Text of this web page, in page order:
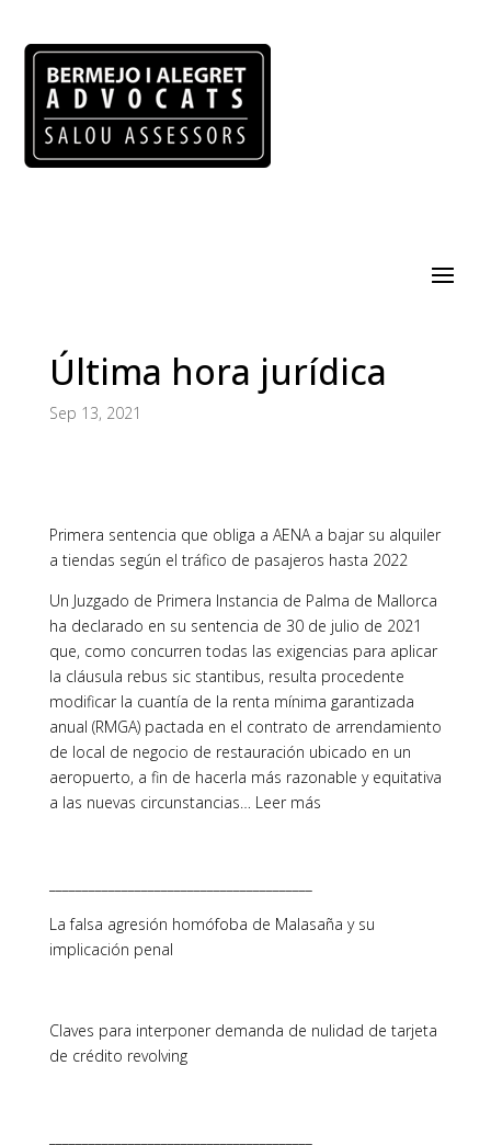
Última hora jurídica
Sep 13, 2021
Primera sentencia que obliga a AENA a bajar su alquiler
a tiendas según el tráfico de pasajeros hasta 2022
Un Juzgado de Primera Instancia de Palma de Mallorca
ha declarado en su sentencia de 30 de julio de 2021
que, como concurren todas las exigencias para aplicar
la cláusula rebus sic stantibus, resulta procedente
modificar la cuantía de la renta mínima garantizada
anual (RMGA) pactada en el contrato de arrendamiento
de local de negocio de restauración ubicado en un
aeropuerto, a fin de hacerla más razonable y equitativa
a las nuevas circunstancias… Leer más
La falsa agresión homófoba de Malasaña y su
implicación penal
Claves para interponer demanda de nulidad de tarjeta
de crédito revolving